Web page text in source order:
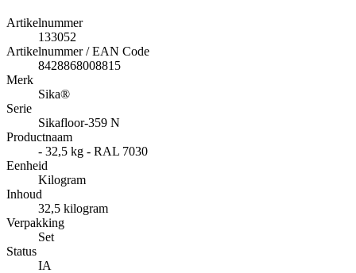
Artikelnummer
133052
Artikelnummer / EAN Code
8428868008815
Merk
Sika®
Serie
Sikafloor-359 N
Productnaam
- 32,5 kg - RAL 7030
Eenheid
Kilogram
Inhoud
32,5 kilogram
Verpakking
Set
Status
IA